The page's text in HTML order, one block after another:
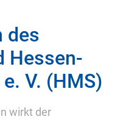
des
Hessen-
V. (HMS)
wirkt der